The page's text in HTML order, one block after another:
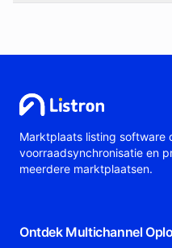
Marktplaats listing software
voorraadsynchronisatie en
meerdere marktplaatsen.
Ontdek Multichannel